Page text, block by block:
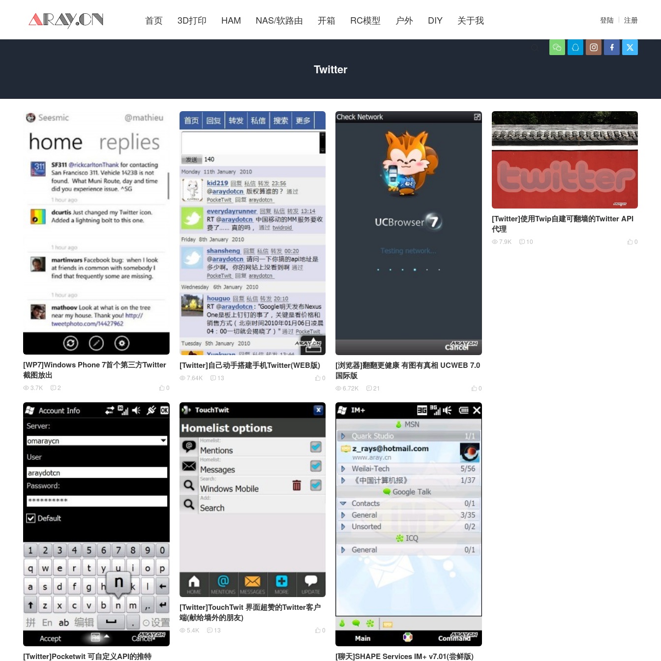
首页 3D打印 HAM NAS/软路由 开箱 RC模型 户外 DIY 关于我 登陆 注册
    
Twitter
[WP7]Windows Phone 7首个第三方Twitter
截图放出
 0
 3.7K  2
[Twitter]自己动手搭建手机Twitter(WEB版)
 0
 7.64K  13
[浏览器]翻翻更健康 有图有真相 UCWEB 7.0
国际版
 0
 6.72K  21
[Twitter]使用Twip自建可翻墙的Twitter API
代理
 0
 7.9K  10
[Twitter]Pocketwit 可自定义API的推特
[Twitter]TouchTwit 界面超赞的Twitter客户
端(献给墙外的朋友)
 0
 5.4K  13
[聊天]SHAPE Services IM+ v7.01(尝鲜版)